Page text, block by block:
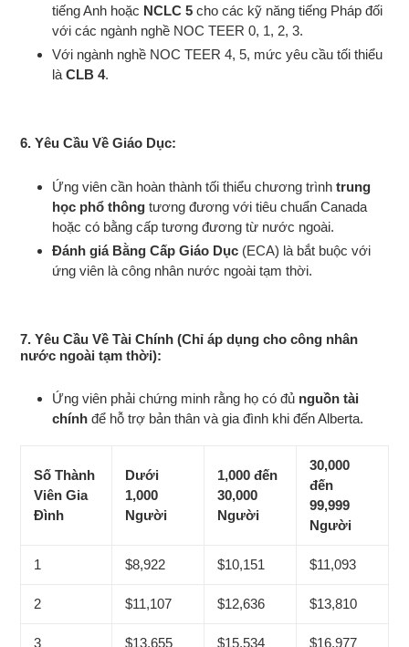
tiếng Anh hoặc NCLC 5 cho các kỹ năng tiếng Pháp đối
với các ngành nghề NOC TEER 0, 1, 2, 3.
Với ngành nghề NOC TEER 4, 5, mức yêu cầu tối thiểu
là CLB 4.
6. Yêu Cầu Về Giáo Dục:
Ứng viên cần hoàn thành tối thiểu chương trình trung
học phổ thông tương đương với tiêu chuẩn Canada
hoặc có bằng cấp tương đương từ nước ngoài.
Đánh giá Bằng Cấp Giáo Dục (ECA) là bắt buộc với
ứng viên là công nhân nước ngoài tạm thời.
7. Yêu Cầu Về Tài Chính (Chỉ áp dụng cho công nhân
nước ngoài tạm thời):
Ứng viên phải chứng minh rằng họ có đủ nguồn tài
chính để hỗ trợ bản thân và gia đình khi đến Alberta.
Số Thành
Viên Gia
Đình
Dưới
1,000
Người
1,000 đến
30,000
Người
30,000
đến
99,999
Người
1 $8,922 $10,151 $11,093
2 $11,107 $12,636 $13,810
3 $13,655 $15,534 $16,977